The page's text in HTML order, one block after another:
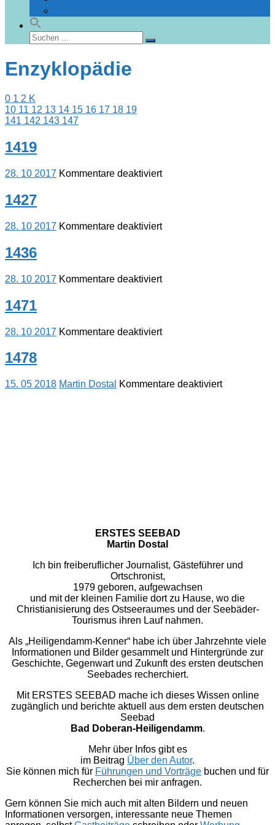
Suchen
nach:
Suchen
Enzyklopädie
0 1 2 K
10 11 12 13 14 15 16 17 18 19
141 142 143 147
1419
28. 10 2017 Kommentare deaktiviertfür
1427
28. 10 2017 Kommentare deaktiviertfür
1436
28. 10 2017 Kommentare deaktiviertfür
1471
28. 10 2017 Kommentare deaktiviertfür
1478
15. 05 2018 Martin Dostal Kommentare deaktiviertfür
ERSTES SEEBAD
Martin Dostal
Ich bin freiberuflicher Journalist, Gästeführer und
Ortschronist,
1979 geboren, aufgewachsen
und mit der kleinen Familie dort zu Hause, wo die
Christianisierung des Ostseeraumes und der Seebäder-
Tourismus ihren Lauf nahmen.
Als „Heiligendamm-Kenner“ habe ich über Jahrzehnte viele
Informationen und Bilder gesammelt und Hintergründe zur
Geschichte, Gegenwart und Zukunft des ersten deutschen
Seebades recherchiert.
Mit ERSTES SEEBAD mache ich dieses Wissen online
zugänglich und berichte aktuell aus dem ersten deutschen
Seebad
Bad Doberan-Heiligendamm.
Mehr über Infos gibt es
im Beitrag Über den Autor.
Sie können mich für Führungen und Vorträge buchen und für
Recherchen bei mir anfragen.
Gern können Sie mich auch mit alten Bildern und neuen
Informationen versorgen, interessante neue Themen